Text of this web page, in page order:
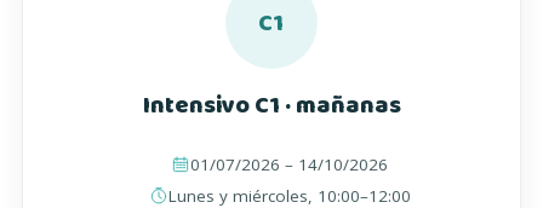
C1
Intensivo C1 · mañanas
01/07/2026 – 14/10/2026
Lunes y miércoles, 10:00–12:00